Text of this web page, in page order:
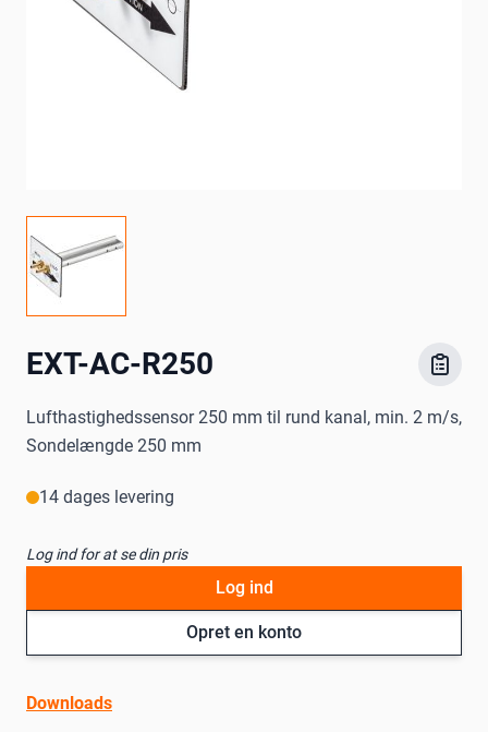
EXT-AC-R250
Lufthastighedssensor 250 mm til rund kanal, min. 2 m/s,
Sondelængde 250 mm
14 dages levering
Log ind for at se din pris
Opret en konto
Log ind
Downloads